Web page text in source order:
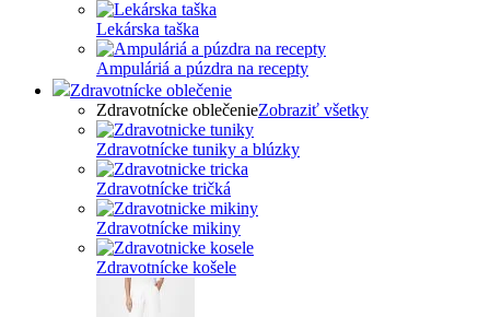
Lekárska taška
Ampuláriá a púzdra na recepty
Zdravotnícke oblečenie
Zdravotnícke oblečenieZobraziť všetky
Zdravotnícke tuniky a blúzky
Zdravotnícke tričká
Zdravotnícke mikiny
Zdravotnícke košele